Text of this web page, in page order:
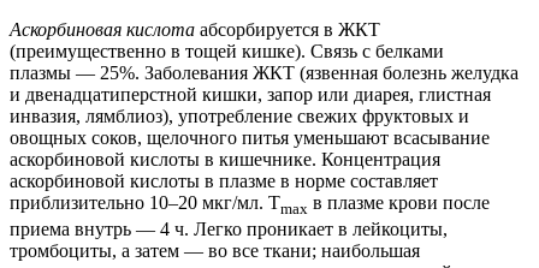
Аскорбиновая кислота абсорбируется в ЖКТ
(преимущественно в тощей кишке). Связь с белками
плазмы — 25%. Заболевания ЖКТ (язвенная болезнь желудка
и двенадцатиперстной кишки, запор или диарея, глистная
инвазия, лямблиоз), употребление свежих фруктовых и
овощных соков, щелочного питья уменьшают всасывание
аскорбиновой кислоты в кишечнике. Концентрация
аскорбиновой кислоты в плазме в норме составляет
приблизительно 10–20 мкг/мл. Tmax в плазме крови после
приема внутрь — 4 ч. Легко проникает в лейкоциты,
тромбоциты, а затем — во все ткани; наибольшая